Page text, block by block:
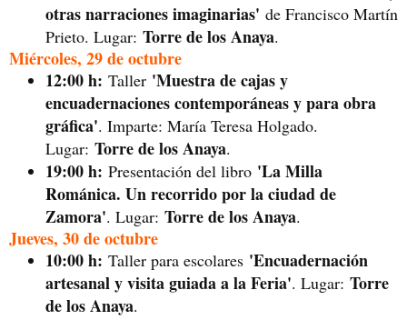
otras narraciones imaginarias' de Francisco Martín
Prieto. Lugar: Torre de los Anaya.
Miércoles, 29 de octubre
12:00 h: Taller 'Muestra de cajas y
encuadernaciones contemporáneas y para obra
gráfica'. Imparte: María Teresa Holgado.
Lugar: Torre de los Anaya.
19:00 h: Presentación del libro 'La Milla
Románica. Un recorrido por la ciudad de
Zamora'. Lugar: Torre de los Anaya.
Jueves, 30 de octubre
10:00 h: Taller para escolares 'Encuadernación
artesanal y visita guiada a la Feria'. Lugar: Torre
de los Anaya.